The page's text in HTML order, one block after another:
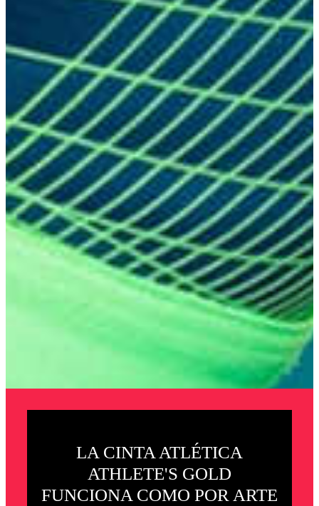
LA CINTA ATLÉTICA
ATHLETE'S GOLD
FUNCIONA COMO POR ARTE